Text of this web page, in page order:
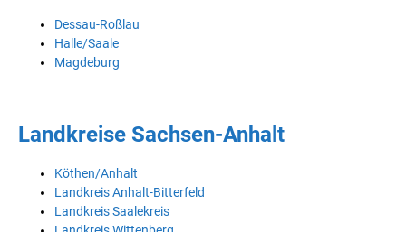
Dessau-Roßlau
Halle/Saale
Magdeburg
Landkreise Sachsen-Anhalt
Köthen/Anhalt
Landkreis Anhalt-Bitterfeld
Landkreis Saalekreis